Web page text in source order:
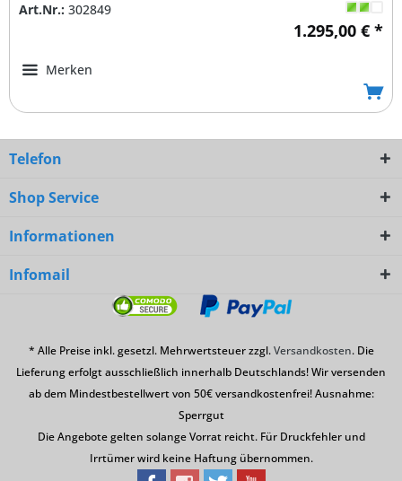
Art.Nr.: 302849
1.295,00 € *
Merken
Telefon
Shop Service
Informationen
Infomail
* Alle Preise inkl. gesetzl. Mehrwertsteuer zzgl.Versandkosten. Die
Lieferung erfolgt ausschließlich innerhalb Deutschlands! Wir versenden
ab dem Mindestbestellwert von 50€ versandkostenfrei! Ausnahme:
Sperrgut
Die Angebote gelten solange Vorrat reicht. Für Druckfehler und
Irrtümer wird keine Haftung übernommen.